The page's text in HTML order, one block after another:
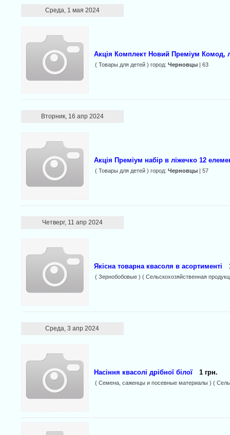
Среда, 1 мая 2024
Акція Комплект Новий Преміум Комод,
( Товары для детей ) город: Черновцы| 63
Вторник, 16 апр 2024
Акція Преміум набір в ліжечко 12
( Товары для детей ) город: Черновцы| 57
Четверг, 11 апр 2024
Якісна товарна квасоля в асортименті
( Зернобобовые ) ( Сельскохозяйственная
Среда, 3 апр 2024
Насіння квасолі дрібної білої 1 грн.
( Семена, саженцы и посевные материалы ) (